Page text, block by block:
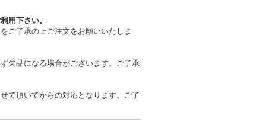
用下さい。
ご了承の上ご注文をお願いいたしま
欠品になる場合がございます。ご了承
て頂いてからの対応となります。ご了